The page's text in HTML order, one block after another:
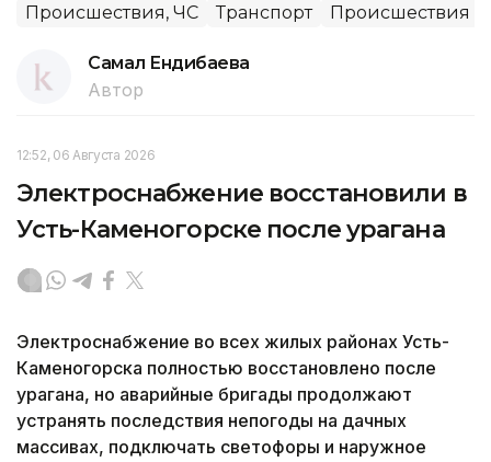
Происшествия, ЧС Транспорт Происшествия
Самал Ендибаева
Автор
12:52, 06 Августа 2026
Электроснабжение восстановили в
Усть-Каменогорске после урагана
Электроснабжение во всех жилых районах Усть-
Каменогорска полностью восстановлено после
урагана, но аварийные бригады продолжают
устранять последствия непогоды на дачных
массивах, подключать светофоры и наружное